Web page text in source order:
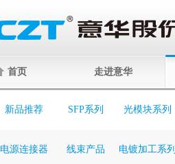
首页 走进意华
新品推荐 SFP系列 光模块系列
电源连接器 线束产品 电镀加工系列